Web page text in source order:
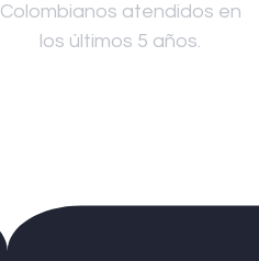
Colombianos atendidos en
los últimos 5 años.